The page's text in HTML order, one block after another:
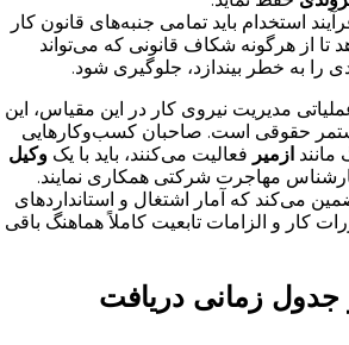
استخدام باید تمامی جنبه‌های قانون کار
تا از هرگونه شکاف قانونی که می‌تواند
را به خطر بیندازد، جلوگیری شود.
مدیریت نیروی کار در این مقیاس، این
حقوقی است. صاحبان کسب‌وکارهایی
ازمیر فعالیت می‌کنند، باید با یک وکیل
مهاجرت شرکتی همکاری نمایند.
می‌کند که آمار اشتغال و استانداردهای
کار و الزامات تابعیت کاملاً هماهنگ باقی
جدول زمانی دریافت